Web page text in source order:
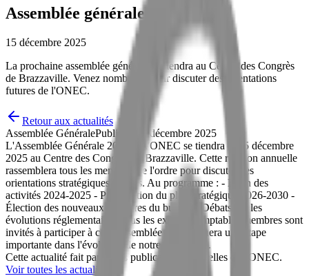
Assemblée générale 2025
15 décembre 2025
La prochaine assemblée générale se tiendra au Centre des Congrès
de Brazzaville. Venez nombreux pour discuter des orientations
futures de l'ONEC.
Retour aux actualités
Assemblée GénéralePublié le
15 décembre 2025
L'Assemblée Générale 2025 de l'ONEC se tiendra le 15 décembre
2025 au Centre des Congrès de Brazzaville. Cette réunion annuelle
rassemblera tous les membres de l'ordre pour discuter des
orientations stratégiques futures. Au programme : - Bilan des
activités 2024-2025 - Présentation du plan stratégique 2026-2030 -
Élection des nouveaux membres du bureau - Débats sur les
évolutions réglementaires Tous les experts comptables membres sont
invités à participer à cette assemblée qui marquera une étape
importante dans l'évolution de notre profession.
Cette actualité fait partie des publications officielles de l'ONEC.
Voir toutes les actualités